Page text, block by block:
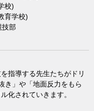
校)
育学校)
技部
指導する先生たちがドリ
き」や「地面反力をもら
化されていきます。